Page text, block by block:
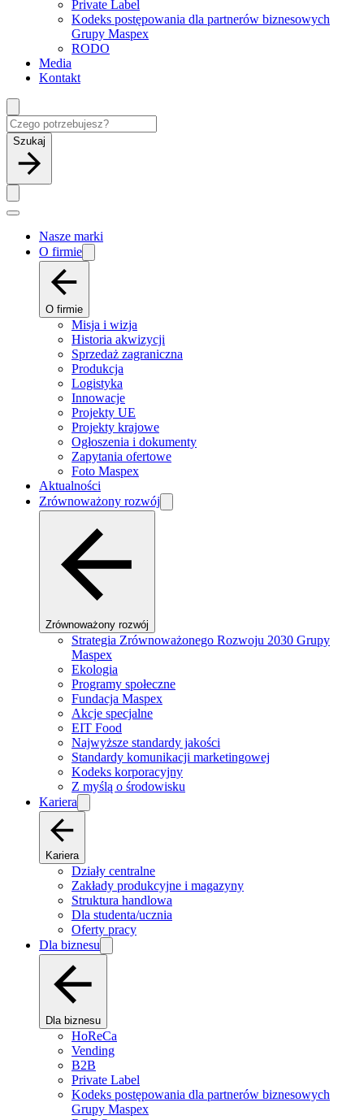
Private Label
Kodeks postępowania dla partnerów biznesowych
Grupy Maspex
RODO
Media
Kontakt
Szukaj
Nasze marki
O firmie
O firmie
Misja i wizja
Historia akwizycji
Sprzedaż zagraniczna
Produkcja
Logistyka
Innowacje
Projekty UE
Projekty krajowe
Ogłoszenia i dokumenty
Zapytania ofertowe
Foto Maspex
Aktualności
Zrównoważony rozwój
Zrównoważony rozwój
Strategia Zrównoważonego Rozwoju 2030 Grupy
Maspex
Ekologia
Programy społeczne
Fundacja Maspex
Akcje specjalne
EIT Food
Najwyższe standardy jakości
Standardy komunikacji marketingowej
Kodeks korporacyjny
Z myślą o środowisku
Kariera
Kariera
Działy centralne
Zakłady produkcyjne i magazyny
Struktura handlowa
Dla studenta/ucznia
Oferty pracy
Dla biznesu
Dla biznesu
HoReCa
Vending
B2B
Private Label
Kodeks postępowania dla partnerów biznesowych
Grupy Maspex